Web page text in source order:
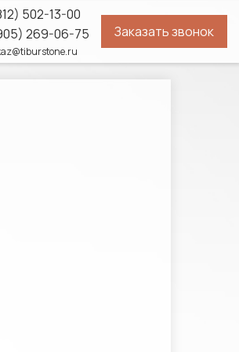
502-13-00
269-06-75
Заказать звонок